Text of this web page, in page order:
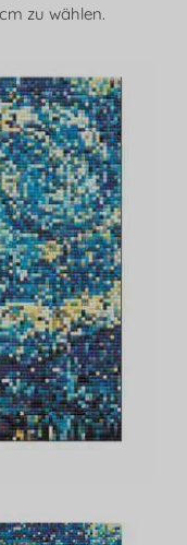
zu wählen.